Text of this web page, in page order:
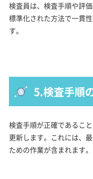
検査員は、検査手順や評
標準化された方法で一貫
す。
5.検査手順
検査手順が正確であるこ
更新します。これには、
ための作業が含まれます。